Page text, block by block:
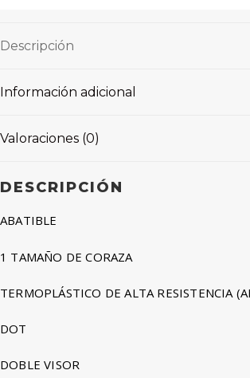
Descripción
Información adicional
Valoraciones (0)
DESCRIPCIÓN
ABATIBLE
1 TAMAÑO DE CORAZA
TERMOPLÁSTICO DE ALTA RESISTENCIA
DOT
DOBLE VISOR